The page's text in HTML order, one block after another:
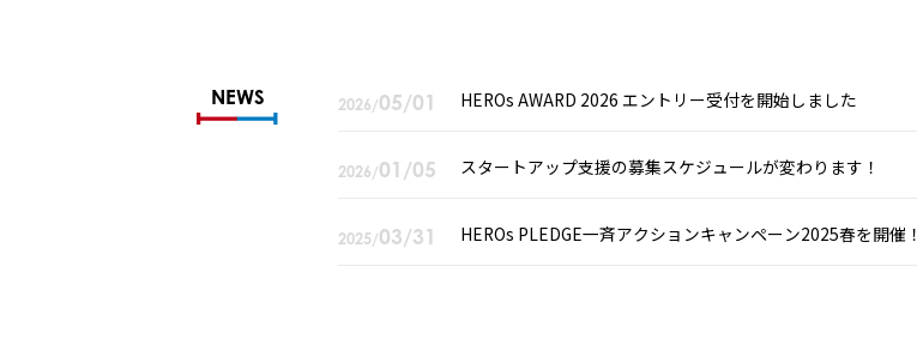
NEWS 2026/05/01 HEROs AWARD 2026 エントリー受付を開始しました
2026/01/05 スタートアップ支援の募集スケジュールが変わります！
2025/03/31 HEROs PLEDGE一斉アクションキャンペーン2025春を開催！